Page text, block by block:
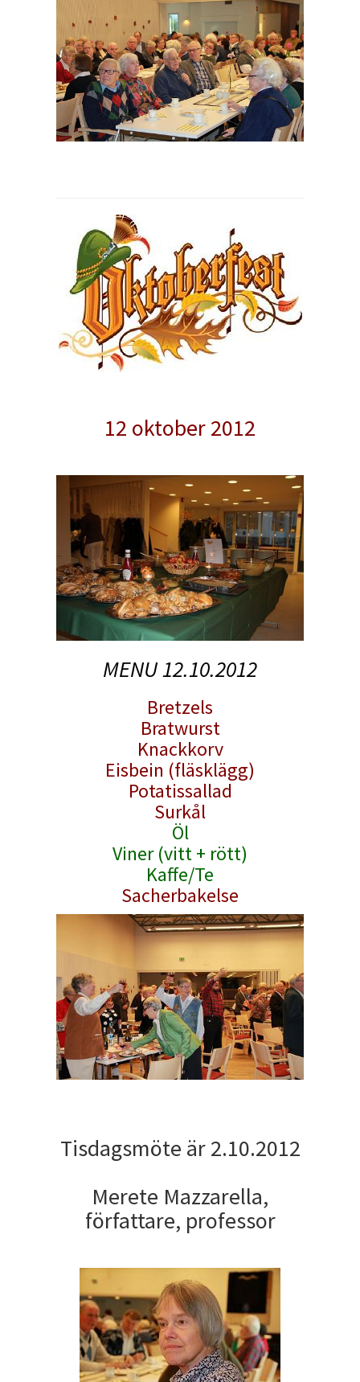
12 oktober 2012
MENU 12.10.2012
Bretzels
Bratwurst
Knackkorv
Eisbein (fläsklägg)
Potatissallad
Surkål
Öl
Viner (vitt + rött)
Kaffe/Te
Sacherbakelse
Tisdagsmöte är 2.10.2012
Merete Mazzarella,
författare, professor